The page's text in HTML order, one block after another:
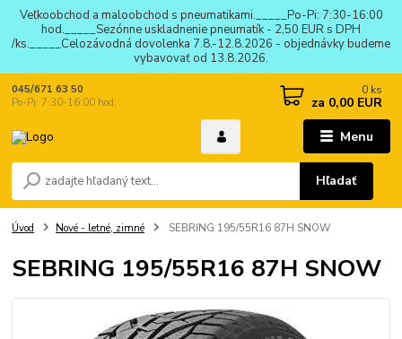
Veľkoobchod a maloobchod s pneumatikami._____Po-Pi: 7:30-16:00
hod._____Sezónne uskladnenie pneumatík - 2,50 EUR s DPH
/ks._____Celozávodná dovolenka 7.8.-12.8.2026 - objednávky budeme
vybavovať od 13.8.2026.
Menu
Hľadať
045/671 63 50
Po-Pi: 7:30-16:00 hod.
0 ks
za 0,00 EUR
Úvod Nové - letné, zimné SEBRING 195/55R16 87H SNOW
SEBRING 195/55R16 87H SNOW